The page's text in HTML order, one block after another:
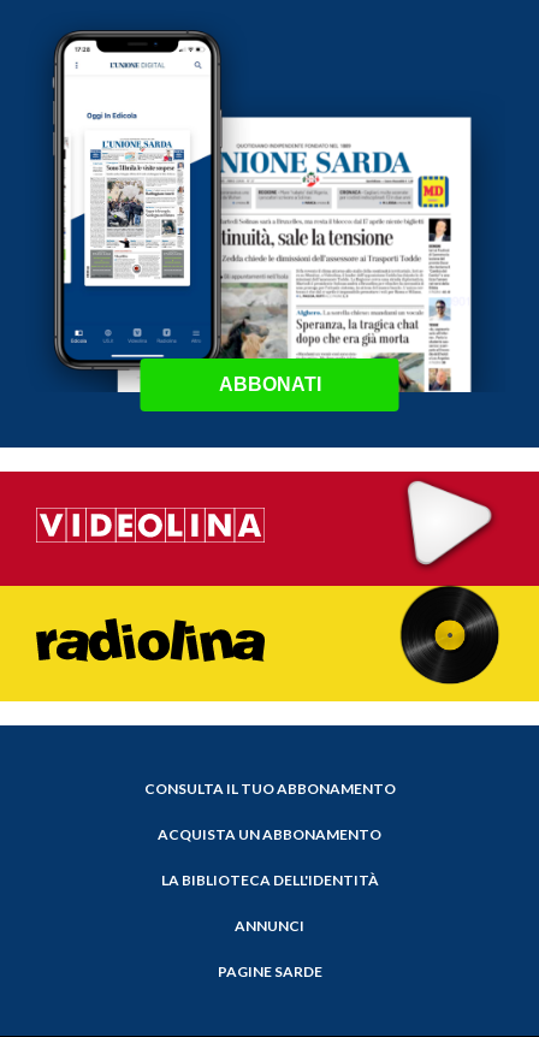
ABBONATI
CONSULTA IL TUO ABBONAMENTO
ACQUISTA UN ABBONAMENTO
LA BIBLIOTECA DELL'IDENTITÀ
ANNUNCI
PAGINE SARDE